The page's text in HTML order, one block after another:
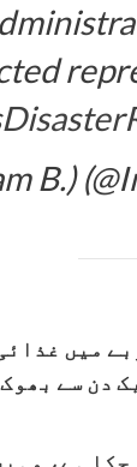
میں
دن سے
ہے،